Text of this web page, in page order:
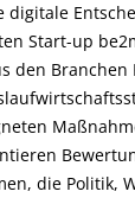
digitale
Start-up
den
die Politik,